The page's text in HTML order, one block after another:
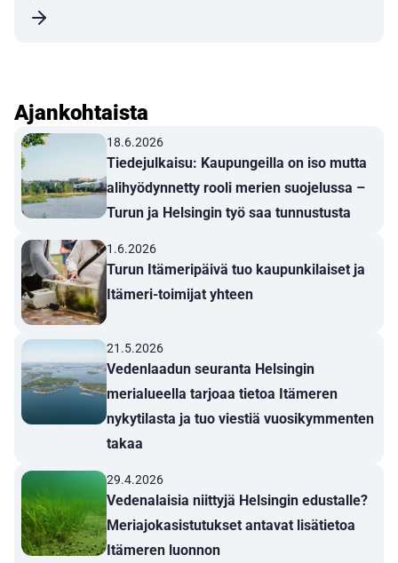
Ajankohtaista
18.6.2026
Tiedejulkaisu: Kaupungeilla on iso mutta
alihyödynnetty rooli merien suojelussa –
Turun ja Helsingin työ saa tunnustusta
1.6.2026
Turun Itämeripäivä tuo kaupunkilaiset ja
Itämeri-toimijat yhteen
21.5.2026
Vedenlaadun seuranta Helsingin
merialueella tarjoaa tietoa Itämeren
nykytilasta ja tuo viestiä vuosikymmenten
takaa
29.4.2026
Vedenalaisia niittyjä Helsingin edustalle?
Meriajokasistutukset antavat lisätietoa
Itämeren luonnon